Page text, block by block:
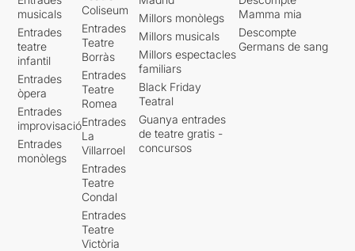
musicals
Entrades
teatre
infantil
Entrades
òpera
Entrades
improvisació
Entrades
monòlegs
Coliseum
Entrades
Teatre
Borràs
Entrades
Teatre
Romea
Entrades
La
Villarroel
Entrades
Teatre
Condal
Entrades
Teatre
Victòria
Millors monòlegs
Millors musicals
Millors espectacles
familiars
Black Friday
Teatral
Guanya entrades
de teatre gratis -
concursos
Mamma mia
Descompte
Germans de sang